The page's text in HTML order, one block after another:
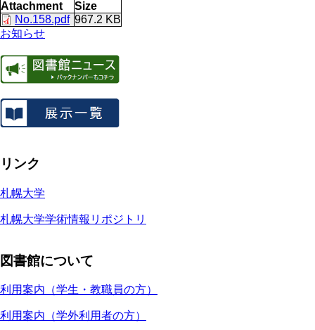
Attachment
Size
No.158.pdf 967.2 KB
お知らせ
リンク
札幌大学
札幌大学学術情報リポジトリ
図書館について
利用案内（学生・教職員の方）
利用案内（学外利用者の方）